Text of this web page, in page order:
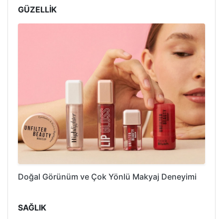
GÜZELLİK
Doğal Görünüm ve Çok Yönlü Makyaj Deneyimi
SAĞLIK